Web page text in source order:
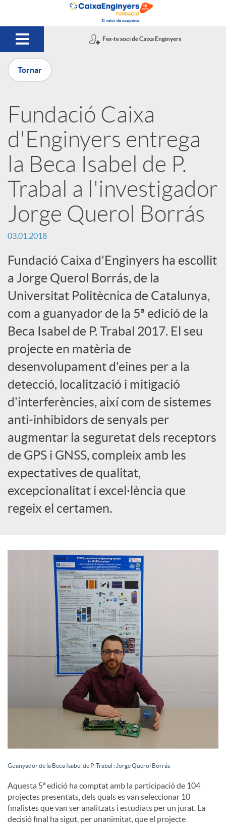
Fes-te soci de Caixa Enginyers
u
b
i
c
a
d
o
r
d
e
c
o
n
u
t
s
Tornar
Fundació Caixa
d'Enginyers entrega
la Beca Isabel de P.
Trabal a l'investigador
Jorge Querol Borrás
03.01.2018
Fundació Caixa d'Enginyers ha escollit
a Jorge Querol Borrás, de la
Universitat Politècnica de Catalunya,
com a guanyador de la 5ª edició de la
Beca Isabel de P. Trabal 2017. El seu
projecte en matèria de
desenvolupament d'eines per a la
detecció, localització i mitigació
d'interferències, així com de sistemes
anti-inhibidors de senyals per
augmentar la seguretat dels receptors
de GPS i GNSS, compleix amb les
expectatives de qualitat,
excepcionalitat i excel·lència que
regeix el certamen.
Guanyador de la Beca Isabel de P. Trabal : Jorge Querol Borrás
Aquesta 5ª edició ha comptat amb la participació de 104
projectes presentats, dels quals es van seleccionar 10
finalistes que van ser analitzats i estudiats per un jurat. La
decisió final ha sigut, per unanimitat, que el projecte